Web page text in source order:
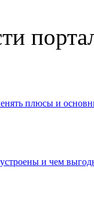
плюсы и
и чем